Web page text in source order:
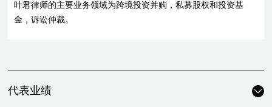
叶君律师的主要业务领域为跨境投资并购，私募股权和投资基
金，诉讼仲裁。
代表业绩